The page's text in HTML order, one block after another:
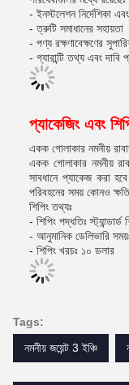
- ইনস্টলেশন নির্দেশিকা
- ত্রুটি সমাধানের সহায়তা
- পণ্য রক্ষণাবেক্ষণের
- গ্যারান্টি তথ্য এবং দাবি
প্যাকেজিং এবং
একক গোলাকার নমনীয়
একক গোলাকার নমনীয়
সাবধানে প্যাকেজ করা
পরিবহনের সময় কোনও
শিপিং তথ্যঃ
- শিপিং পদ্ধতিঃ স্ট্যান্ডার্ড
- আনুমানিক ডেলিভারি
- শিপিং খরচঃ ১০ ডলার
Tags:
নমনীয় জয়েন্ট 3 ইঞ্চি